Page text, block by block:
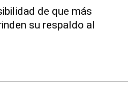
de que más
su respaldo al